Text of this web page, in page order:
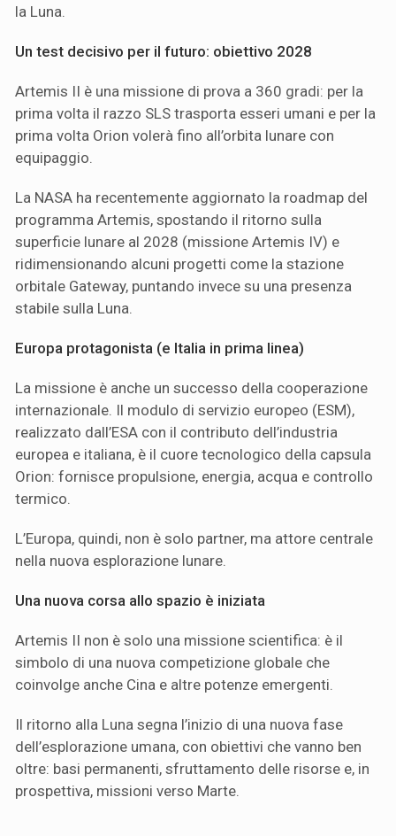
la Luna.
Un test decisivo per il futuro: obiettivo 2028
Artemis II è una missione di prova a 360 gradi: per la
prima volta il razzo SLS trasporta esseri umani e per la
prima volta Orion volerà fino all’orbita lunare con
equipaggio.
La NASA ha recentemente aggiornato la roadmap del
programma Artemis, spostando il ritorno sulla
superficie lunare al 2028 (missione Artemis IV) e
ridimensionando alcuni progetti come la stazione
orbitale Gateway, puntando invece su una presenza
stabile sulla Luna.
Europa protagonista (e Italia in prima linea)
La missione è anche un successo della cooperazione
internazionale. Il modulo di servizio europeo (ESM),
realizzato dall’ESA con il contributo dell’industria
europea e italiana, è il cuore tecnologico della capsula
Orion: fornisce propulsione, energia, acqua e controllo
termico.
L’Europa, quindi, non è solo partner, ma attore centrale
nella nuova esplorazione lunare.
Una nuova corsa allo spazio è iniziata
Artemis II non è solo una missione scientifica: è il
simbolo di una nuova competizione globale che
coinvolge anche Cina e altre potenze emergenti.
Il ritorno alla Luna segna l’inizio di una nuova fase
dell’esplorazione umana, con obiettivi che vanno ben
oltre: basi permanenti, sfruttamento delle risorse e, in
prospettiva, missioni verso Marte.